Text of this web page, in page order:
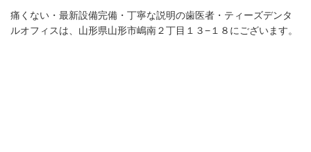
痛くない・最新設備完備・丁寧な説明の歯医者・ティーズデンタ
ルオフィスは、山形県山形市嶋南２丁目１３−１８にございます。